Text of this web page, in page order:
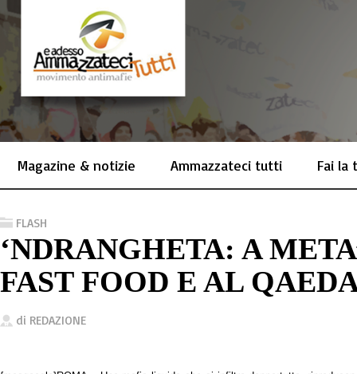
Magazine & notizie Ammazzateci tutti Fai la
FLASH
‘NDRANGHETA: A
FAST FOOD E AL
di REDAZIONE